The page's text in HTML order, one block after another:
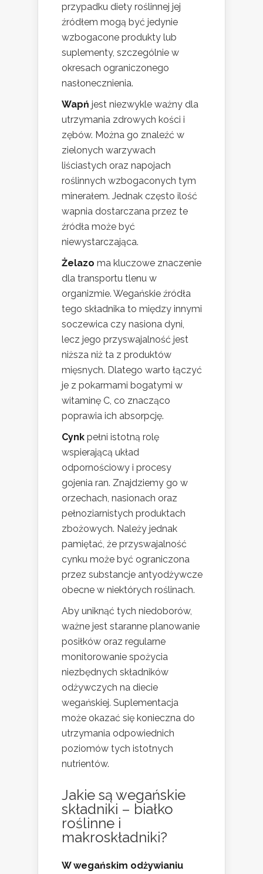
przypadku diety roślinnej jej
źródłem mogą być jedynie
wzbogacone produkty lub
suplementy, szczególnie w
okresach ograniczonego
nasłonecznienia.
Wapń jest niezwykle ważny dla
utrzymania zdrowych kości i
zębów. Można go znaleźć w
zielonych warzywach
liściastych oraz napojach
roślinnych wzbogaconych tym
minerałem. Jednak często ilość
wapnia dostarczana przez te
źródła może być
niewystarczająca.
Żelazo ma kluczowe znaczenie
dla transportu tlenu w
organizmie. Wegańskie źródła
tego składnika to między innymi
soczewica czy nasiona dyni,
lecz jego przyswajalność jest
niższa niż ta z produktów
mięsnych. Dlatego warto łączyć
je z pokarmami bogatymi w
witaminę C, co znacząco
poprawia ich absorpcję.
Cynk pełni istotną rolę
wspierającą układ
odpornościowy i procesy
gojenia ran. Znajdziemy go w
orzechach, nasionach oraz
pełnoziarnistych produktach
zbożowych. Należy jednak
pamiętać, że przyswajalność
cynku może być ograniczona
przez substancje antyodżywcze
obecne w niektórych roślinach.
Aby uniknąć tych niedoborów,
ważne jest staranne planowanie
posiłków oraz regularne
monitorowanie spożycia
niezbędnych składników
odżywczych na diecie
wegańskiej. Suplementacja
może okazać się konieczna do
utrzymania odpowiednich
poziomów tych istotnych
nutrientów.
Jakie są wegańskie
składniki – białko
roślinne i
makroskładniki?
W wegańskim odżywianiu